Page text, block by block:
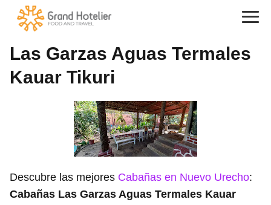
Las Garzas Aguas Termales
Kauar Tikuri
Descubre las mejores Cabañas en Nuevo Urecho:
Cabañas Las Garzas Aguas Termales Kauar